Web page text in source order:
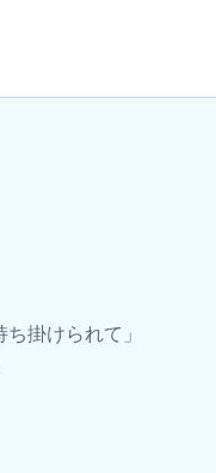
掛けられて」